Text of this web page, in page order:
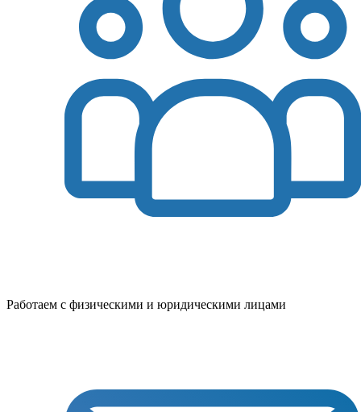
Работаем с физическими и юридическими лицами